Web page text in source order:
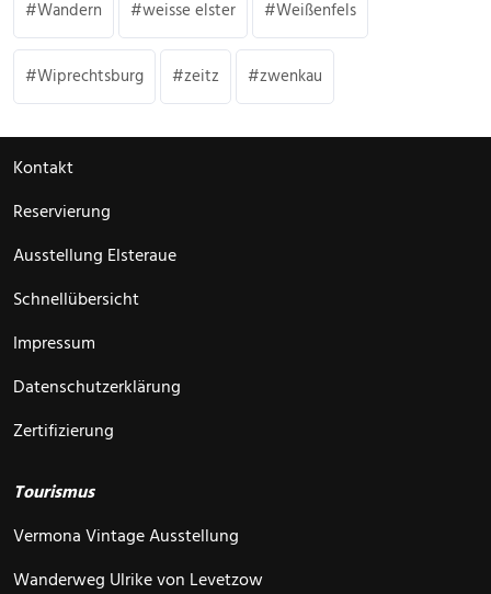
Wandern weisse elster Weißenfels
Wiprechtsburg zeitz zwenkau
Kontakt
Reservierung
Ausstellung Elsteraue
Schnellübersicht
Impressum
Datenschutzerklärung
Zertifizierung
Tourismus
Vermona Vintage Ausstellung
Wanderweg Ulrike von Levetzow